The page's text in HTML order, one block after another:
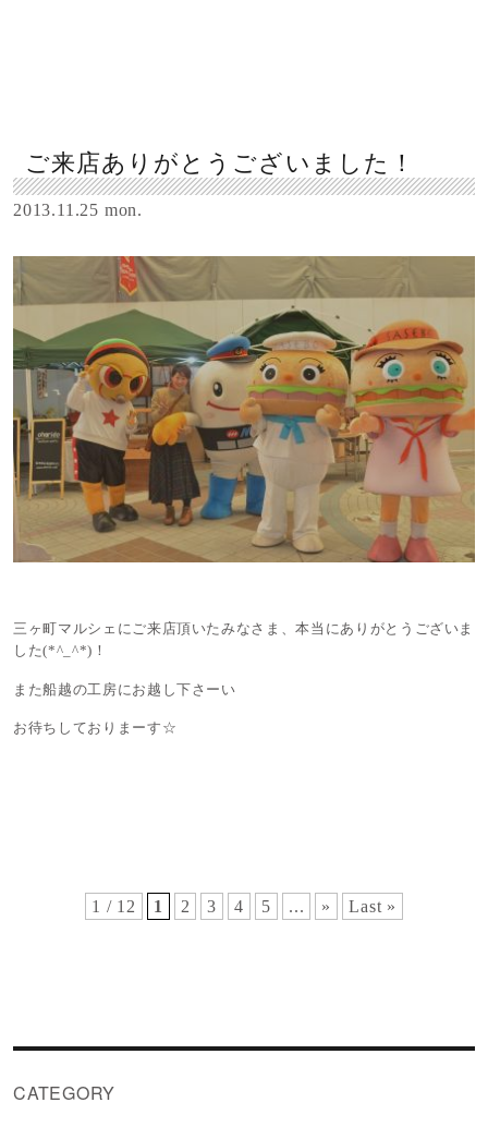
ご来店ありがとうございました！
2013.11.25 mon.
三ヶ町マルシェにご来店頂いたみなさま、本当にありがとうございま
した(*^_^*)！
また船越の工房にお越し下さーい
お待ちしておりまーす☆
1 / 12 1 2 3 4 5 ... » Last »
CATEGORY